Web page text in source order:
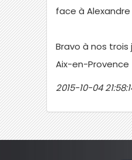
face à Alexandre
Bravo à nos
Aix-en-Provence
2015-10-04